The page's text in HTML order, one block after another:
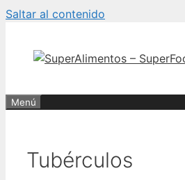
Saltar al contenido
Menú
Tubérculos